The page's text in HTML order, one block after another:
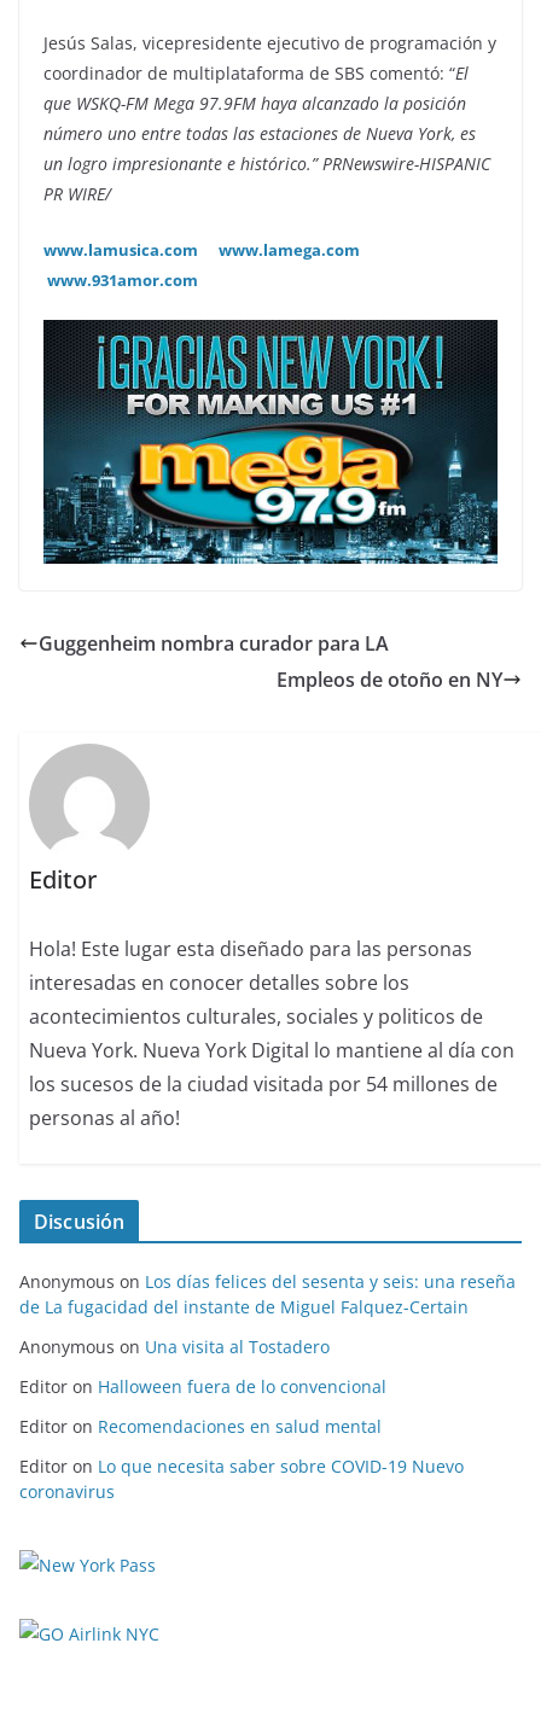
Jesús Salas, vicepresidente ejecutivo de programación y
coordinador de multiplataforma de SBS comentó: “El
que WSKQ-FM Mega 97.9FM haya alcanzado la posición
número uno entre todas las estaciones de Nueva York, es
un logro impresionante e histórico.” PRNewswire-HISPANIC
PR WIRE/
www.lamusica.com
www.lamega.com
www.931amor.com
Guggenheim nombra curador para LA
Empleos de otoño en NY
Editor
Hola! Este lugar esta diseñado para las personas
interesadas en conocer detalles sobre los
acontecimientos culturales, sociales y politicos de
Nueva York. Nueva York Digital lo mantiene al día con
los sucesos de la ciudad visitada por 54 millones de
personas al año!
Discusión
Anonymous on Los días felices del sesenta y seis: una reseña
de La fugacidad del instante de Miguel Falquez-Certain
Anonymous on Una visita al Tostadero
Editor on Halloween fuera de lo convencional
Editor on Recomendaciones en salud mental
Editor on Lo que necesita saber sobre COVID-19 Nuevo
coronavirus